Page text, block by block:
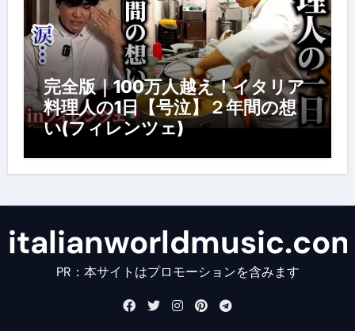
完全版｜100万人越え！イタリア
料理人の1日【号泣】２年間の想
い(フィレンツェ)
PR：本サイトはプロモーションを含みます